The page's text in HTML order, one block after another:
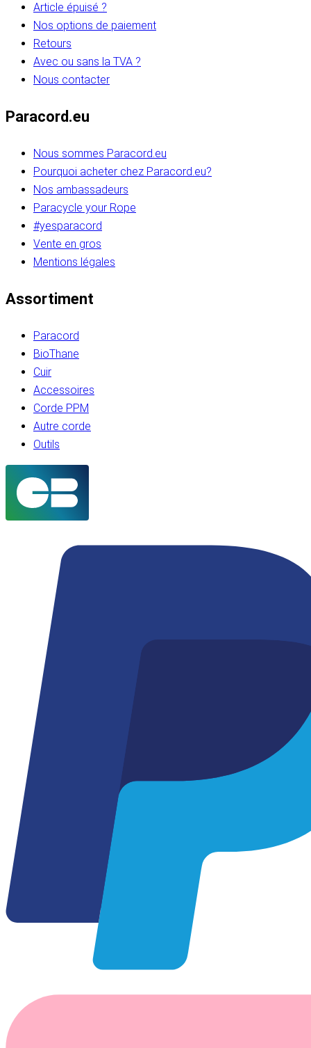
Article épuisé ?
Nos options de paiement
Retours
Avec ou sans la TVA ?
Nous contacter
Paracord.eu
Nous sommes Paracord.eu
Pourquoi acheter chez Paracord.eu?
Nos ambassadeurs
Paracycle your Rope
#yesparacord
Vente en gros
Mentions légales
Assortiment
Paracord
BioThane
Cuir
Accessoires
Corde PPM
Autre corde
Outils